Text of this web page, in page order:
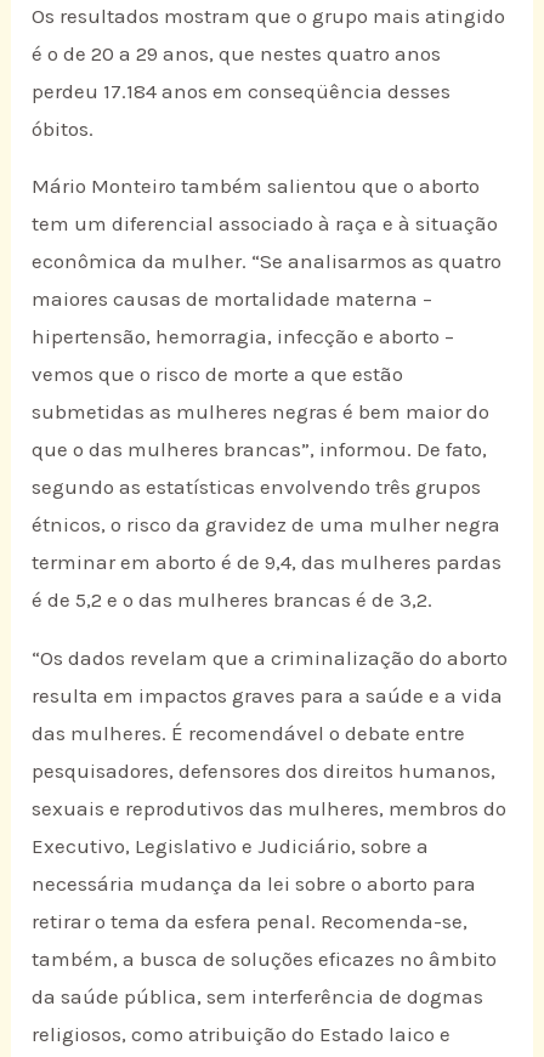
Os resultados mostram que o grupo mais atingido
é o de 20 a 29 anos, que nestes quatro anos
perdeu 17.184 anos em conseqüência desses
óbitos.
Mário Monteiro também salientou que o aborto
tem um diferencial associado à raça e à situação
econômica da mulher. “Se analisarmos as quatro
maiores causas de mortalidade materna –
hipertensão, hemorragia, infecção e aborto –
vemos que o risco de morte a que estão
submetidas as mulheres negras é bem maior do
que o das mulheres brancas”, informou. De fato,
segundo as estatísticas envolvendo três grupos
étnicos, o risco da gravidez de uma mulher negra
terminar em aborto é de 9,4, das mulheres pardas
é de 5,2 e o das mulheres brancas é de 3,2.
“Os dados revelam que a criminalização do aborto
resulta em impactos graves para a saúde e a vida
das mulheres. É recomendável o debate entre
pesquisadores, defensores dos direitos humanos,
sexuais e reprodutivos das mulheres, membros do
Executivo, Legislativo e Judiciário, sobre a
necessária mudança da lei sobre o aborto para
retirar o tema da esfera penal. Recomenda-se,
também, a busca de soluções eficazes no âmbito
da saúde pública, sem interferência de dogmas
religiosos, como atribuição do Estado laico e